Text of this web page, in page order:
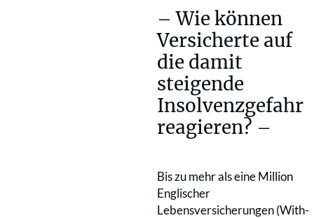
– Wie können
Versicherte auf
die damit
steigende
Insolvenzgefahr
reagieren? –
Bis zu mehr als eine Million
Englischer
Lebensversicherungen (With-